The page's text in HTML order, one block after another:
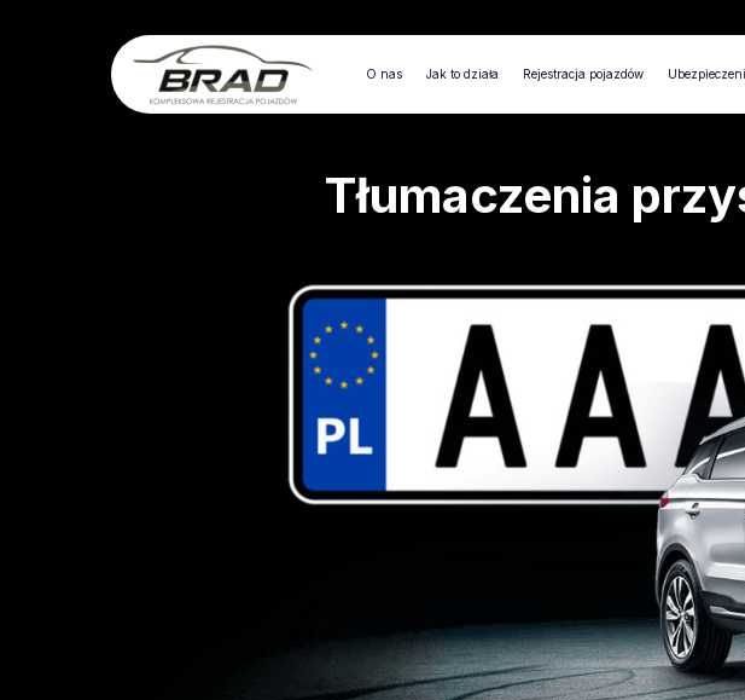
O nas Jak to działa Rejestracja pojazdów
Tłumaczenia